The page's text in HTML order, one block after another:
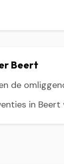
Beert
de
in